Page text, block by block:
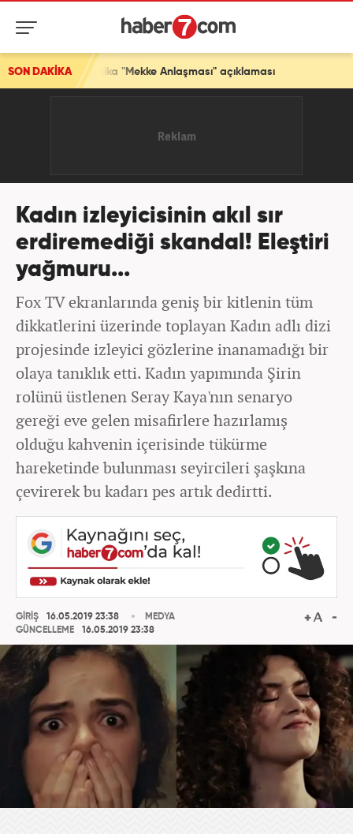
SON DAKİKA
"Mekke Anlaşması" açıklaması
Kadın izleyicisinin akıl sır
erdiremediği skandal! Eleştiri
yağmuru...
Fox TV ekranlarında geniş bir kitlenin tüm
dikkatlerini üzerinde toplayan Kadın adlı dizi
projesinde izleyici gözlerine inanamadığı bir
olaya tanıklık etti. Kadın yapımında Şirin
rolünü üstlenen Seray Kaya'nın senaryo
gereği eve gelen misafirlere hazırlamış
olduğu kahvenin içerisinde tükürme
hareketinde bulunması seyircileri şaşkına
çevirerek bu kadarı pes artık dedirtti.
GİRİŞ
16.05.2019 23:38
GÜNCELLEME
16.05.2019 23:38
MEDYA